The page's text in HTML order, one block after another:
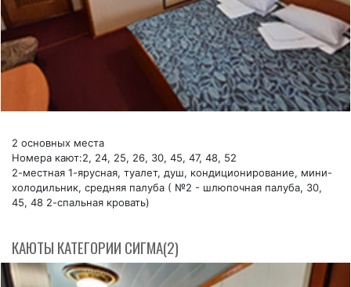
2 основных места
Номера кают:2, 24, 25, 26, 30, 45, 47, 48, 52
2-местная 1-ярусная, туалет, душ, кондиционирование, мини-
холодильник, средняя палуба ( №2 - шлюпочная палуба, 30,
45, 48 2-спальная кровать)
КАЮТЫ КАТЕГОРИИ СИГМA(2)